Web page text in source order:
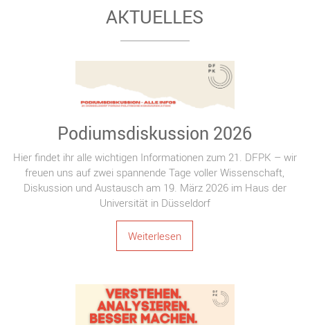
AKTUELLES
Podiumsdiskussion 2026
Hier findet ihr alle wichtigen Informationen zum 21. DFPK – wir
freuen uns auf zwei spannende Tage voller Wissenschaft,
Diskussion und Austausch am 19. März 2026 im Haus der
Universität in Düsseldorf
Weiterlesen